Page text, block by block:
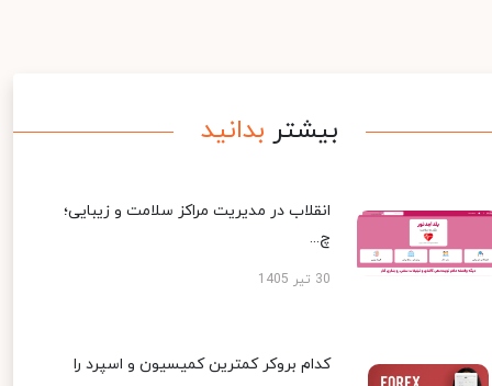
بیشتر بدانید
انقلاب در مدیریت مراکز سلامت و زیبایی؛
چ...
30 تیر 1405
کدام بروکر کمترین کمیسیون و اسپرد را